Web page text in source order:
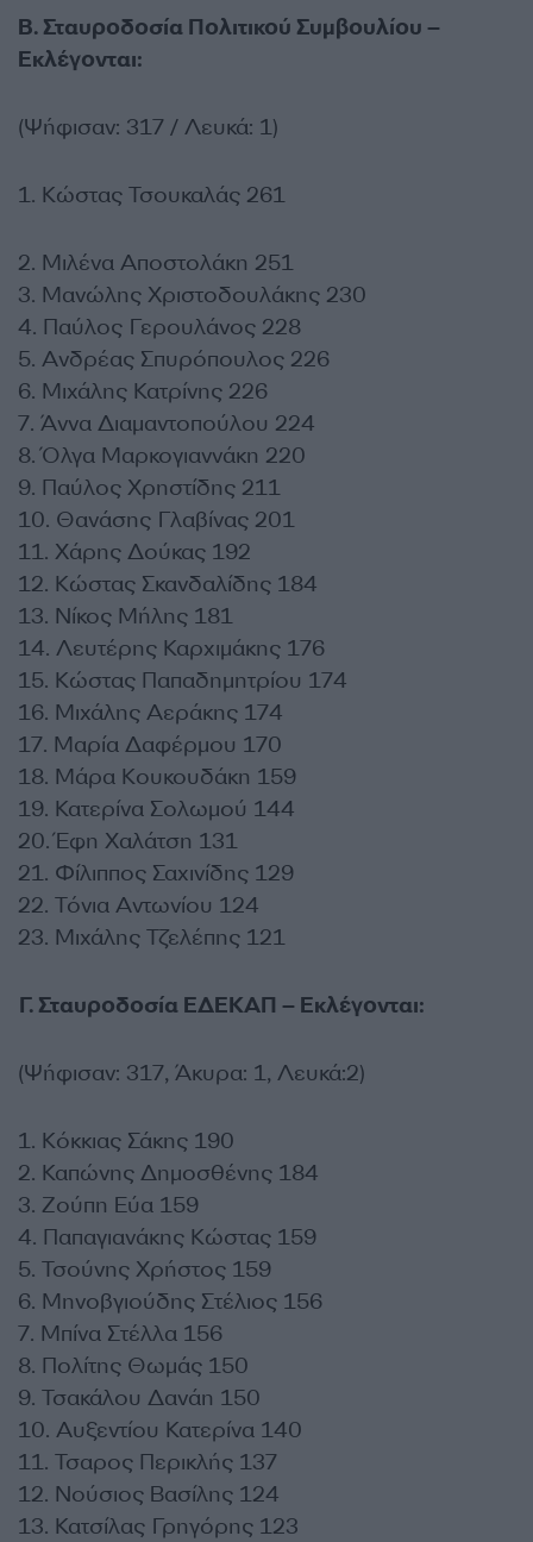
Β. Σταυροδοσία Πολιτικού Συμβουλίου –
Εκλέγονται:
(Ψήφισαν: 317 / Λευκά: 1)
1. Κώστας Τσουκαλάς 261
2. Μιλένα Αποστολάκη 251
3. Μανώλης Χριστοδουλάκης 230
4. Παύλος Γερουλάνος 228
5. Ανδρέας Σπυρόπουλος 226
6. Μιχάλης Κατρίνης 226
7. Άννα Διαμαντοπούλου 224
8. Όλγα Μαρκογιαννάκη 220
9. Παύλος Χρηστίδης 211
10. Θανάσης Γλαβίνας 201
11. Χάρης Δούκας 192
12. Κώστας Σκανδαλίδης 184
13. Νίκος Μήλης 181
14. Λευτέρης Καρχιμάκης 176
15. Κώστας Παπαδημητρίου 174
16. Μιχάλης Αεράκης 174
17. Μαρία Δαφέρμου 170
18. Μάρα Κουκουδάκη 159
19. Κατερίνα Σολωμού 144
20. Έφη Χαλάτση 131
21. Φίλιππος Σαχινίδης 129
22. Τόνια Αντωνίου 124
23. Μιχάλης Τζελέπης 121
Γ. Σταυροδοσία ΕΔΕΚΑΠ – Εκλέγονται:
(Ψήφισαν: 317, Άκυρα: 1, Λευκά:2)
1. Κόκκιας Σάκης 190
2. Καπώνης Δημοσθένης 184
3. Ζούπη Εύα 159
4. Παπαγιανάκης Κώστας 159
5. Τσούνης Χρήστος 159
6. Μηνοβγιούδης Στέλιος 156
7. Μπίνα Στέλλα 156
8. Πολίτης Θωμάς 150
9. Τσακάλου Δανάη 150
10. Αυξεντίου Κατερίνα 140
11. Τσαρος Περικλής 137
12. Νούσιος Βασίλης 124
13. Κατσίλας Γρηγόρης 123